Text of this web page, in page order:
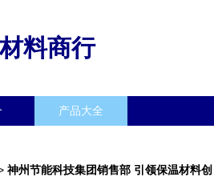
料商行
产品大全
神州节能科技集团销售部 引领保温材料创